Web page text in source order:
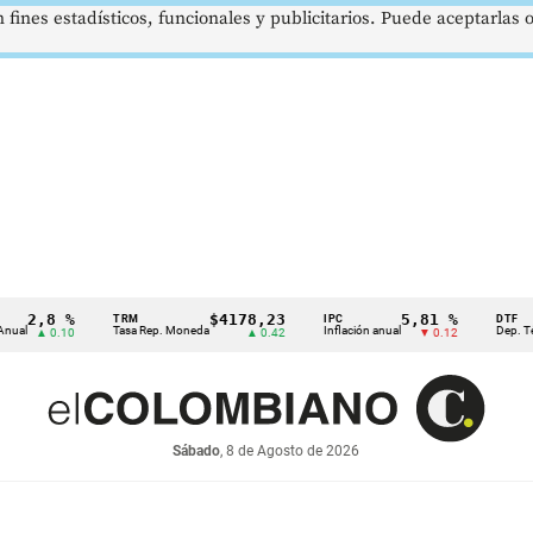
%
0.10
TRM
Tasa Rep. Moneda
$4178,23
▲ 0.42 Inflación anual
5,81 %
▼ 0.12
DTF
Dep. Término
Sábado, 8 de Agosto de 2026
estadísticos, funcionales y publicitarios. Puede aceptarlas